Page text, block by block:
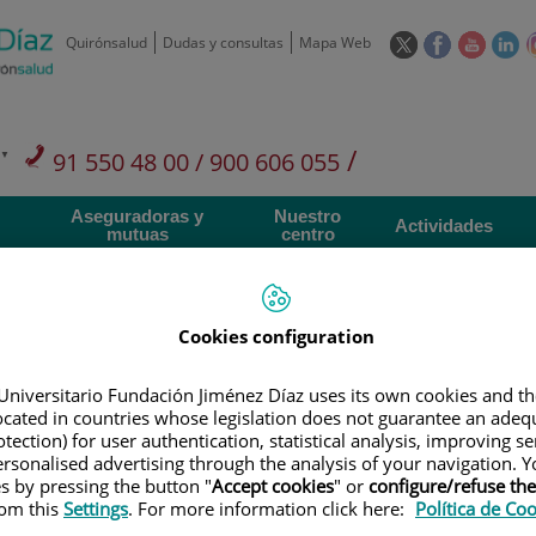
Quirónsalud Dudas y consultas Mapa Web
Este
ventana
nueva.
Este
ventana
nueva.
Este
nueva.
91 550 48 00 / 900 606 055/
Privados: 91 090 05 16
Aseguradoras y
mutuas
Nuestro
centro
Actividades
Investigación
Teléfono de atención al usuario900 301 013
Cookies configuration
Fundación Jiménez Díaz uses its own cookies and
in countries whose legislation does not guarantee an
for user authentication, statistical analysis, improving
advertising through the analysis of your navigation.
by pressing the button "Accept cookies" or configure/refuse
thisSettings. For more information click here: Política de